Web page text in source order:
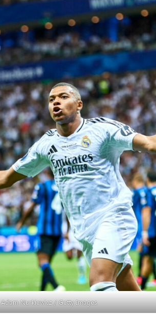
Adam Nurkiewicz / Getty Images